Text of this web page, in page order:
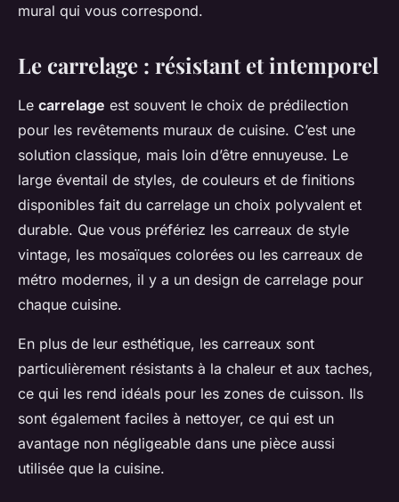
mural qui vous correspond.
Le carrelage : résistant et intemporel
Le carrelage est souvent le choix de prédilection
pour les revêtements muraux de cuisine. C’est une
solution classique, mais loin d’être ennuyeuse. Le
large éventail de styles, de couleurs et de finitions
disponibles fait du carrelage un choix polyvalent et
durable. Que vous préfériez les carreaux de style
vintage, les mosaïques colorées ou les carreaux de
métro modernes, il y a un design de carrelage pour
chaque cuisine.
En plus de leur esthétique, les carreaux sont
particulièrement résistants à la chaleur et aux taches,
ce qui les rend idéals pour les zones de cuisson. Ils
sont également faciles à nettoyer, ce qui est un
avantage non négligeable dans une pièce aussi
utilisée que la cuisine.